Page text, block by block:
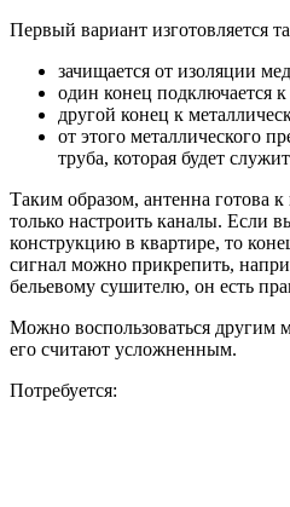
Первый вариант изготовляется
зачищается от изоляции
один конец подключается к
другой конец к
от этого металлического
труба, которая будет
Таким образом, антенна готова
только настроить каналы. Если
конструкцию в квартире, то
сигнал можно прикрепить,
бельевому сушителю, он есть
Можно воспользоваться другим
его считают усложненным.
Потребуется: